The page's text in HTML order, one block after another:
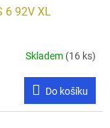
6 92V XL
Skladem (16 ks)
Do košíku